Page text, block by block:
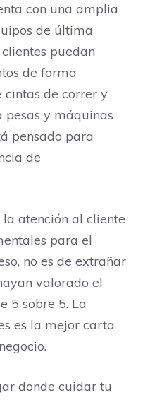
con una amplia
de última
puedan
de forma
cintas de correr y
pesas y máquinas
pensado para
de
atención al cliente
para el
no es de extrañar
valorado el
5 sobre 5. La
es la mejor carta
donde cuidar tu